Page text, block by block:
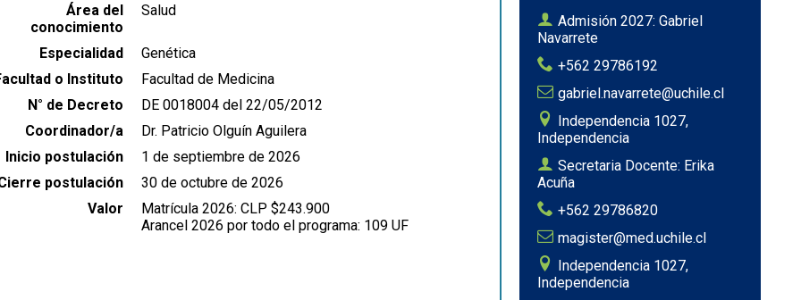
Admisión 2027: Gabriel
Navarrete
+562 29786192
gabriel.navarrete@uchile.cl
Independencia 1027,
Independencia
Secretaria Docente: Erika
Acuña
+562 29786820
magister@med.uchile.cl
Independencia 1027,
Independencia
Área del
conocimiento
Salud
Especialidad
Genética
o Instituto
Facultad de Medicina
N° de Decreto
DE 0018004 del 22/05/2012
Coordinador/a
Dr. Patricio Olguín Aguilera
Inicio postulación
1 de septiembre de 2026
postulación
30 de octubre de 2026
Valor
Matrícula 2026: CLP $243.900
Arancel 2026 por todo el programa: 109 UF